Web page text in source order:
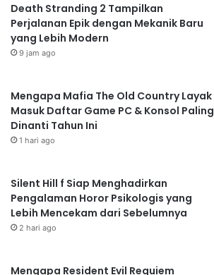
Death Stranding 2 Tampilkan
Perjalanan Epik dengan Mekanik Baru
yang Lebih Modern
9 jam ago
Mengapa Mafia The Old Country Layak
Masuk Daftar Game PC & Konsol Paling
Dinanti Tahun Ini
1 hari ago
Silent Hill f Siap Menghadirkan
Pengalaman Horor Psikologis yang
Lebih Mencekam dari Sebelumnya
2 hari ago
Mengapa Resident Evil Requiem